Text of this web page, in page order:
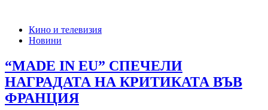
Кино и телевизия
Новини
“MADE IN EU” СПЕЧЕЛИ
НАГРАДАТА НА КРИТИКАТА ВЪВ
ФРАНЦИЯ